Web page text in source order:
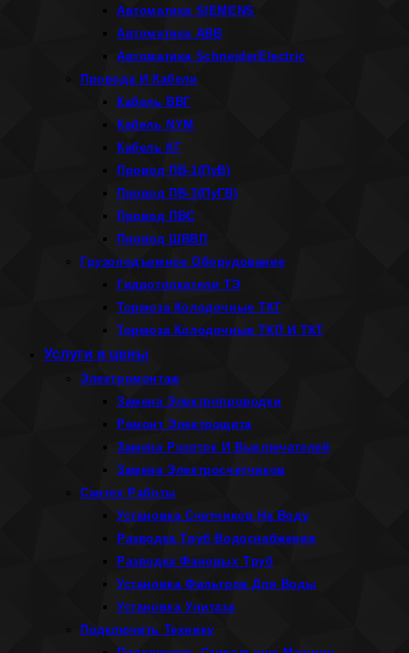
Автоматика SIEMENS
Автоматика ABB
Автоматика SchneiderElectric
Провода И Кабели
Кабель ВВГ
Кабель NYM
Кабель КГ
Провод ПВ-1(ПуВ)
Провод ПВ-3(ПуГВ)
Провод ПВС
Провод ШВВП
Грузоподъемное Оборудование
Гидротолкатели ТЭ
Тормоза Колодочные ТКГ
Тормоза Колодочные ТКП И ТКТ
Услуги и цены
Электромонтаж
Замена Электропроводки
Ремонт Электрощита
Замена Розеток И Выключателей
Замена Электросчетчиков
Сантех Работы
Установка Счетчиков На Воду
Разводка Труб Водоснабжения
Разводка Фановых Труб
Установка Фильтров Для Воды
Установка Унитаза
Подключить Технику